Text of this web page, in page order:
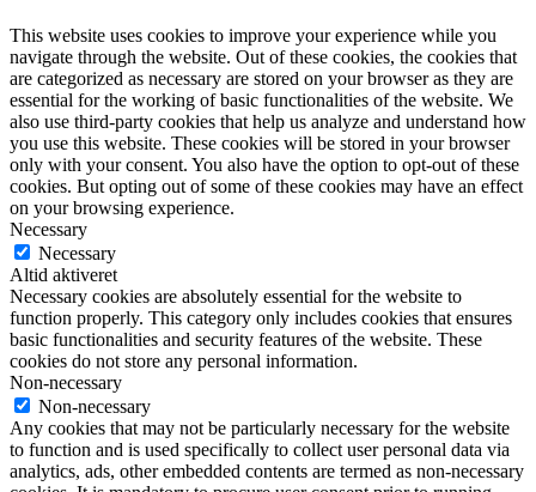
This website uses cookies to improve your experience while you
navigate through the website. Out of these cookies, the cookies that
are categorized as necessary are stored on your browser as they are
essential for the working of basic functionalities of the website. We
also use third-party cookies that help us analyze and understand how
you use this website. These cookies will be stored in your browser
only with your consent. You also have the option to opt-out of these
cookies. But opting out of some of these cookies may have an effect
on your browsing experience.
Necessary
Necessary
Altid aktiveret
Necessary cookies are absolutely essential for the website to
function properly. This category only includes cookies that ensures
basic functionalities and security features of the website. These
cookies do not store any personal information.
Non-necessary
Non-necessary
Any cookies that may not be particularly necessary for the website
to function and is used specifically to collect user personal data via
analytics, ads, other embedded contents are termed as non-necessary